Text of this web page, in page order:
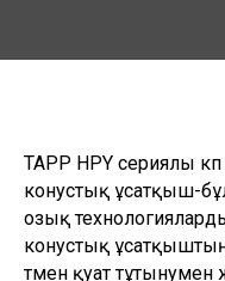
TAPP HPY сериялы
конустық ұсатқыш-
озық
конустық
төмен қуат